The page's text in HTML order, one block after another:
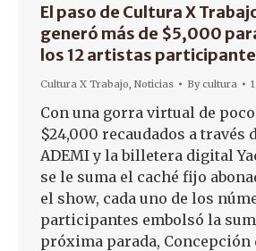
El paso de Cultura X
generó más de $5,000
los 12 artistas
Cultura X Trabajo Noticias Bycultura
Con una gorra virtual de
$24,000 recaudados a través
ADEMI y la billetera digital
se le suma el caché fijo
el show, cada uno de los
participantes embolsó la
próxima parada, Concepción